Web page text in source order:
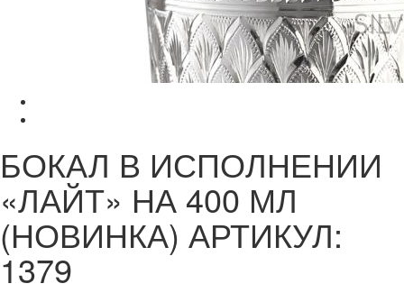
БОКАЛ В ИСПОЛНЕНИИ
«ЛАЙТ» НА 400 МЛ
(НОВИНКА) АРТИКУЛ:
1379